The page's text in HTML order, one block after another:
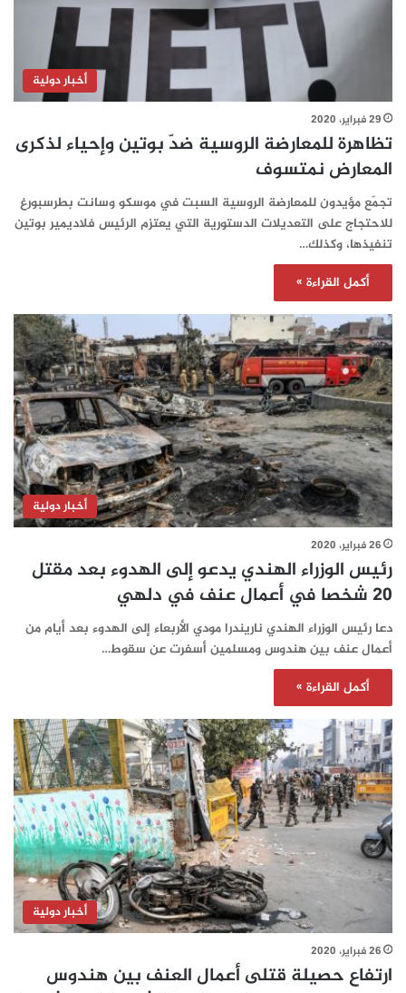
أخبار دولية
29 فبراير، 2020
تظاهرة للمعارضة الروسية ضدّ بوتين وإحياء لذكرى
المعارض نمتسوف
تجمّع مؤيدون للمعارضة الروسية السبت في موسكو وسانت بطرسبورغ
للاحتجاج على التعديلات الدستورية التي يعتزم الرئيس فلاديمير بوتين
تنفيذها، وكذلك…
أكمل القراءة »
أخبار دولية
26 فبراير، 2020
رئيس الوزراء الهندي يدعو إلى الهدوء بعد مقتل
20 شخصا في أعمال عنف في دلهي
دعا رئيس الوزراء الهندي ناريندرا مودي الأربعاء إلى الهدوء بعد أيام من
أعمال عنف بين هندوس ومسلمين أسفرت عن سقوط…
أكمل القراءة »
أخبار دولية
26 فبراير، 2020
ارتفاع حصيلة قتلى أعمال العنف بين هندوس